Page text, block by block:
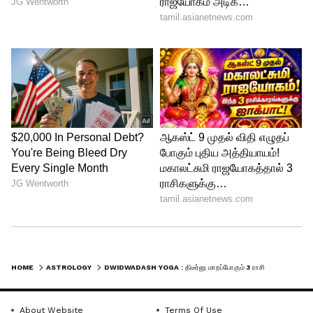
எனவே, புதனின் ராசி மாற்றமும்,
உங்களுக்கு நல்ல மாற்றங்களைக் கொண்டு
வரலாம். தொழில் துறையில், நீங்கள் முன்பு
செய்த வேலைகளுக்கு இப்போது நல்ல
பலன்கள் கிடைக்கும். ஒருவேளை, நீங்கள்
முன்பு தவறு செய்திருந்தால்,
மேலதிகாரிகளின் விமர்சனங்களைச்
சந்திக்க நேரிடலாம். வேலையில்லாமல்
பூர்வீக சொத்துக்களிலிருந்து லாபம்
HOME ASTROLOGY
About Website Terms Of Use